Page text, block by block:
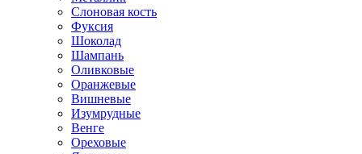
Слоновая кость
Фуксия
Шоколад
Шампань
Оливковые
Оранжевые
Вишневые
Изумрудные
Венге
Ореховые